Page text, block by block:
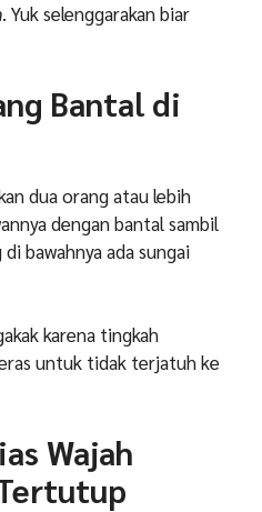
. Yuk selenggarakan biar
Bantal di
dua orang atau lebih
dengan bantal sambil
bawahnya ada sungai
karena tingkah
untuk tidak terjatuh ke
Wajah